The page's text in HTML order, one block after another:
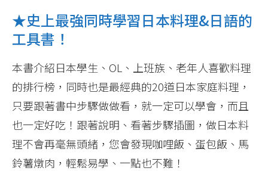
★史上最強同時學習日本料理&日語的
工具書！
本書介紹日本學生、OL、上班族、老年人喜歡料理
的排行榜，同時也是最經典的20道日本家庭料理，
只要跟著書中步驟做做看，就一定可以學會，而且
也一定好吃！跟著說明、看著步驟插圖，做日本料
理不會再毫無頭緒，您會發現咖哩飯、蛋包飯、馬
鈴薯燉肉，輕鬆易學、一點也不難！